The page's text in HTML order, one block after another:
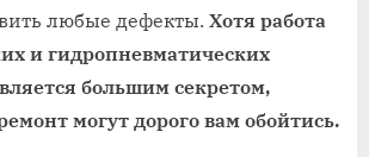
любые дефекты. Хотя работа
и гидропневматических
большим секретом,
могут дорого вам обойтись.